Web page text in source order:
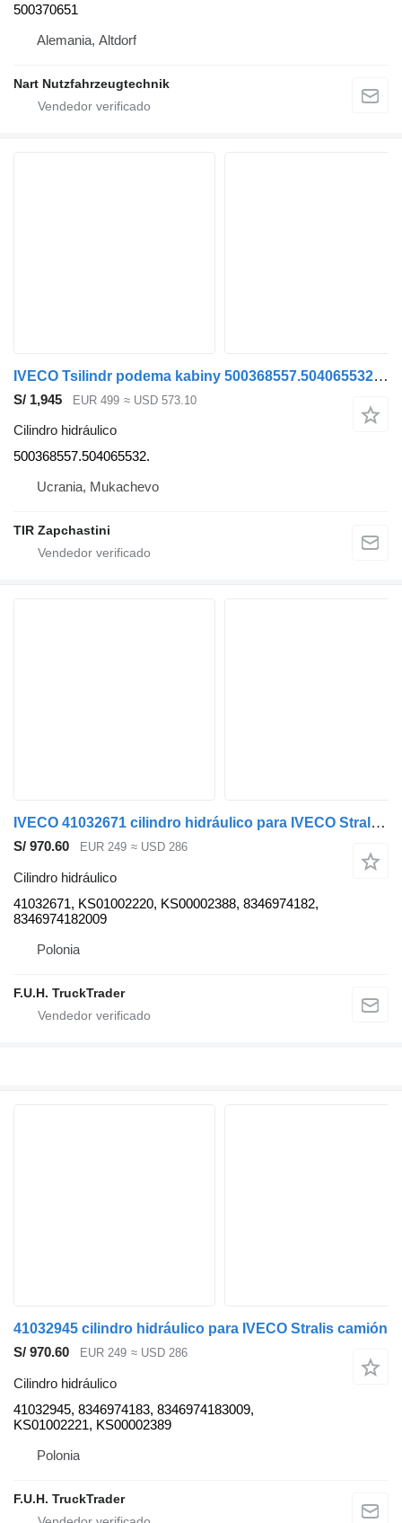
500370651
Alemania, Altdorf
Nart Nutzfahrzeugtechnik
IVECO Tsilindr podema kabiny 500368557.504065532. cilindro hidráulico para IVECO STRALIS camión
S/ 1,945 EUR 499 ≈ USD 573.10
Cilindro hidráulico
500368557.504065532.
Ucrania, Mukachevo
TIR Zapchastini
IVECO 41032671 cilindro hidráulico para IVECO Stralis X-Way S-Way Hi-Way camión
S/ 970.60 EUR 249 ≈ USD 286
Cilindro hidráulico
41032671, KS01002220, KS00002388, 8346974182,
8346974182009
Polonia
F.U.H. TruckTrader
41032945 cilindro hidráulico para IVECO Stralis camión
S/ 970.60
EUR 249 ≈ USD 286
Cilindro hidráulico
41032945, 8346974183, 8346974183009,
KS01002221, KS00002389
Polonia
F.U.H. TruckTrader